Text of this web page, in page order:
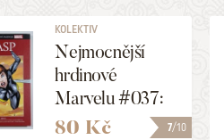
S.H.I.E.L.D.u, část
2.
7/10
KOLEKTIV
Nejmocnější
hrdinové
Marvelu #037:
Wasp
80 Kč